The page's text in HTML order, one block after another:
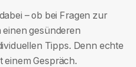
– ob bei Fragen zur
einen gesünderen
Tipps. Denn echte
einem Gespräch.